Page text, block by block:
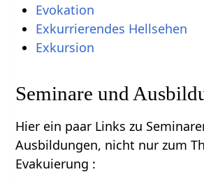
Evokation
Exkurrierendes Hellsehen
Exkursion
Seminare und
Hier ein paar Links zu
Ausbildungen, nicht nur zum
Evakuierung :